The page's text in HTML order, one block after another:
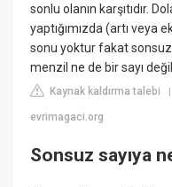
sonlu olanın karşıtıdır.
yaptığımızda (artı veya
sonu yoktur fakat
menzil ne de bir sayı
Kaynak kaldırma talebi
evrimagaci.org
Sonsuz sayıya